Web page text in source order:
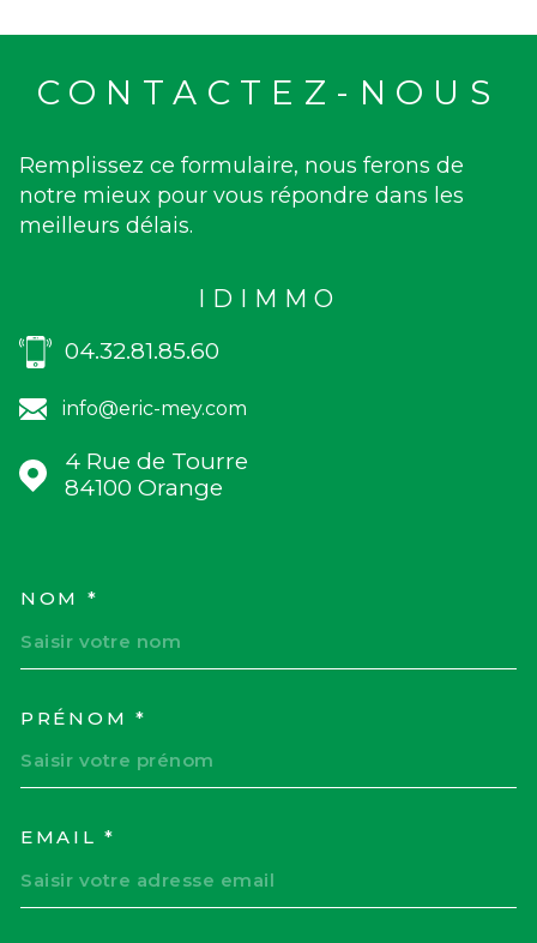
CONTACTEZ-NOUS
Remplissez ce formulaire, nous ferons de
notre mieux pour vous répondre dans les
meilleurs délais.
IDIMMO
04.32.81.85.60
info@eric-mey.com
4 Rue de Tourre
84100
Orange
NOM *
PRÉNOM *
EMAIL *